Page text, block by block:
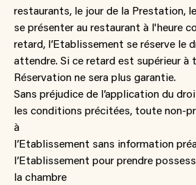
restaurants, le jour de la Prestation,
se présenter au restaurant à l'heure
retard, l’Etablissement se réserve le
attendre. Si ce retard est supérieur à
Réservation ne sera plus garantie.
Sans préjudice de l’application du
les conditions précitées, toute non-
à
l’Etablissement sans information
l’Etablissement pour prendre
la chambre